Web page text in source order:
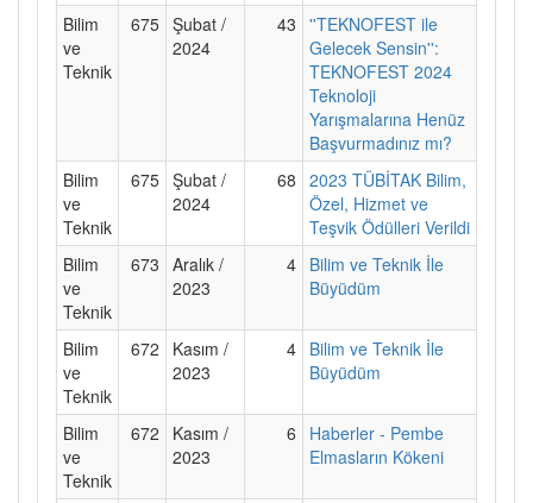
Bilim
ve
Teknik
675 Şubat /
2024
43 ''TEKNOFEST ile
Gelecek Sensin'':
TEKNOFEST 2024
Teknoloji
Yarışmalarına Henüz
Başvurmadınız mı?
Bilim
ve
Teknik
675 Şubat /
2024
68 2023 TÜBİTAK Bilim,
Özel, Hizmet ve
Teşvik Ödülleri Verildi
Bilim
ve
Teknik
673 Aralık /
2023
4 Bilim ve Teknik İle
Büyüdüm
Bilim
ve
Teknik
672
Kasım /
2023
4 Bilim ve Teknik İle
Büyüdüm
Bilim
ve
Teknik
672
Kasım /
2023
6
Haberler - Pembe
Elmasların Kökeni